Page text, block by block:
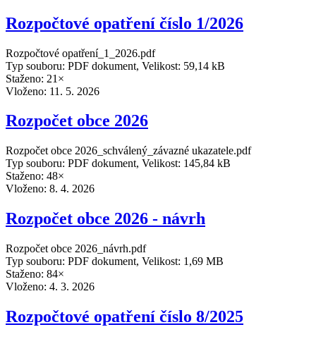
Rozpočtové opatření číslo 1/2026
Rozpočtové opatření_1_2026.pdf
Typ souboru: PDF dokument, Velikost: 59,14 kB
Staženo: 21×
Vloženo: 11. 5. 2026
Rozpočet obce 2026
Rozpočet obce 2026_schválený_závazné ukazatele.pdf
Typ souboru: PDF dokument, Velikost: 145,84 kB
Staženo: 48×
Vloženo: 8. 4. 2026
Rozpočet obce 2026 - návrh
Rozpočet obce 2026_návrh.pdf
Typ souboru: PDF dokument, Velikost: 1,69 MB
Staženo: 84×
Vloženo: 4. 3. 2026
Rozpočtové opatření číslo 8/2025